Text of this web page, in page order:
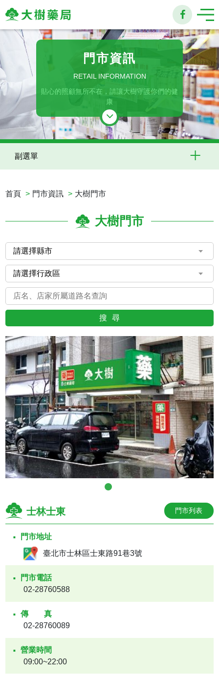
大
樹
連
鎖
藥
局
門市資訊
RETAIL INFORMATION
貼心的照顧無所不在，請讓大樹守護你們的健
康
副選單
首頁 門市資訊 大樹門市
大樹門市
搜尋
士林士東 門市列表
門市地址
臺北市士林區士東路91巷3號
門市電話
02-28760588
傳真
02-28760089
營業時間
09:00~22:00